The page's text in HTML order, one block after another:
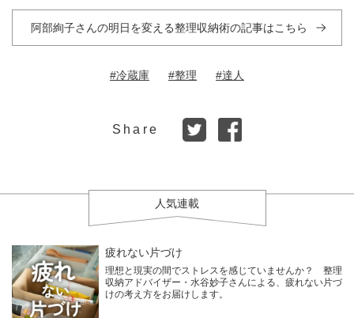
阿部絢子さんの明日を変える整理収納術の記事はこちら
#冷蔵庫 #整理 #達人
Share
人気連載
疲れない片づけ
理想と現実の間でストレスを感じていませんか？ 整理
収納アドバイザー・水谷妙子さんによる、疲れない片づ
けの考え方をお届けします。